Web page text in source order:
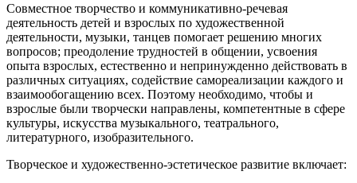
Совместное творчество и коммуникативно-речевая
деятельность детей и взрослых по художественной
деятельности, музыки, танцев помогает решению многих
вопросов; преодоление трудностей в общении, усвоения
опыта взрослых, естественно и непринужденно действовать в
различных ситуациях, содействие самореализации каждого и
взаимообогащению всех. Поэтому необходимо, чтобы и
взрослые были творчески направлены, компетентные в сфере
культуры, искусства музыкального, театрального,
литературного, изобразительного.
Творческое и художественно-эстетическое развитие включает: